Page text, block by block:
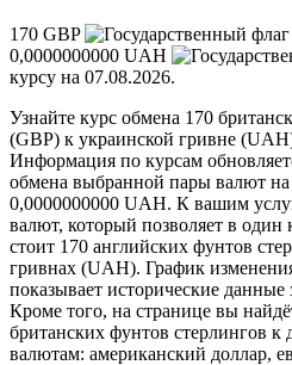
170 GBP
0,0000000000 UAH
курсу на 07.08.2026.
Узнайте курс обмена 170
(GBP) к украинской гривне
Информация по курсам
обмена выбранной пары валют на
0,0000000000 UAH. К вашим
валют, который позволяет в один
стоит 170 английских фунтов
гривнах (UAH). График
показывает исторические
Кроме того, на странице вы
британских фунтов стерлингов
валютам: американский доллар,